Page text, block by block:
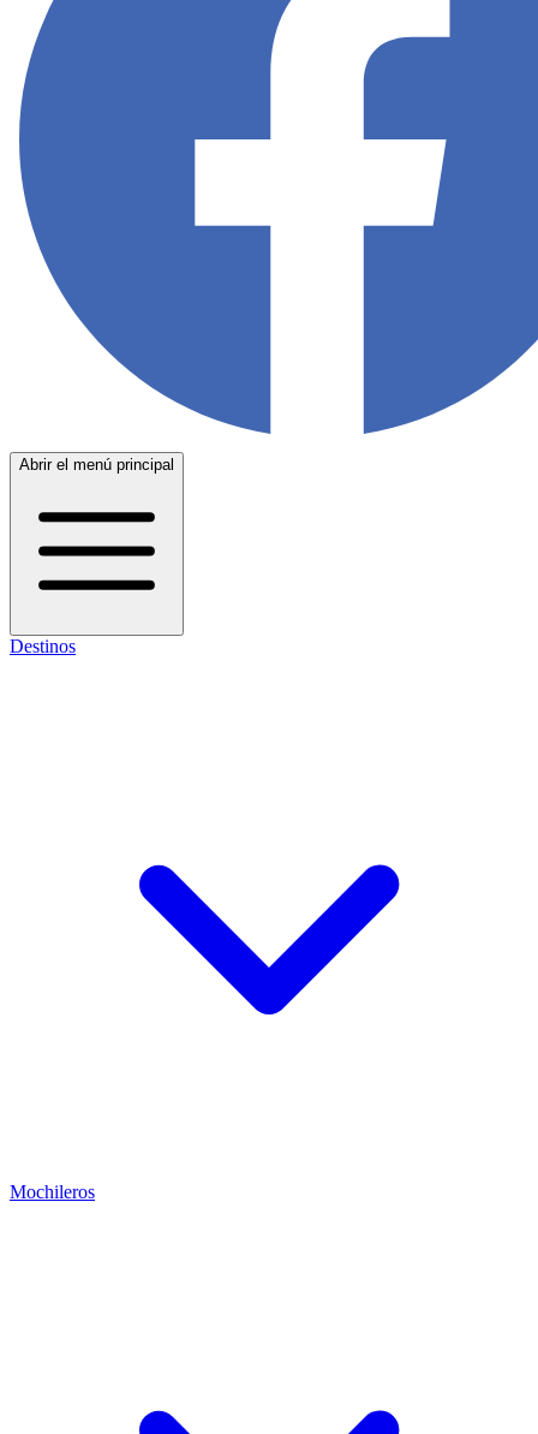
Abrir el menú principal
Destinos
Mochileros